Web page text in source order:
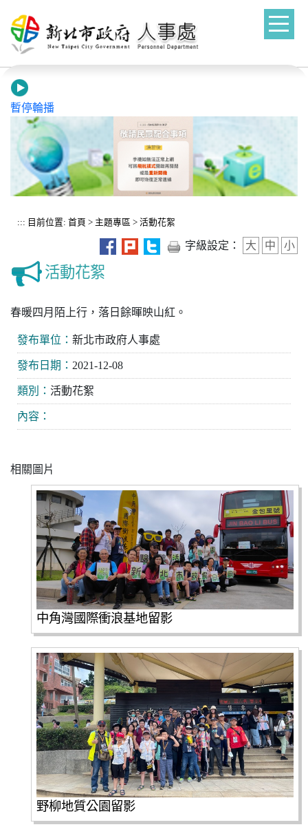
暫停輪播
::: 目前位置: 首頁 > 主題專區 > 活動花絮
字級設定： 大 中 小
活動花絮
春暖四月陌上行，落日餘暉映山紅。
發布單位： 新北市政府人事處
發布日期： 2021-12-08
類別： 活動花絮
內容：
相關圖片
中角灣國際衝浪基地留影
野柳地質公園留影